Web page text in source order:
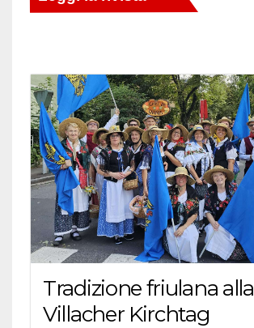
Tradizione friulana alla
Villacher Kirchtag